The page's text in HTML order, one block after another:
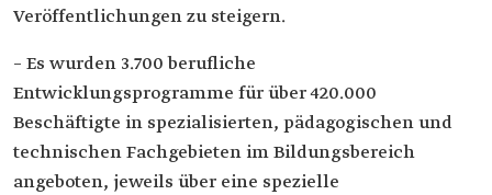
Veröffentlichungen zu steigern.
– Es wurden 3.700 berufliche
Entwicklungsprogramme für über 420.000
Beschäftigte in spezialisierten, pädagogischen und
technischen Fachgebieten im Bildungsbereich
angeboten, jeweils über eine spezielle